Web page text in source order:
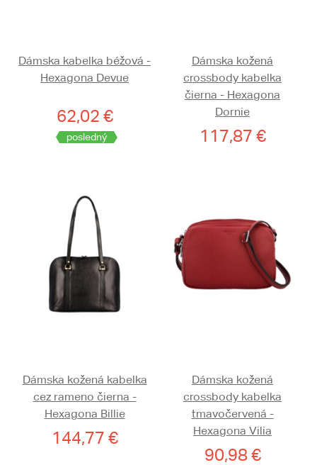
Dámska kabelka béžová -
Hexagona Devue
62,02 €
posledný
Dámska kožená
crossbody kabelka
čierna - Hexagona
Dornie
117,87 €
Dámska kožená kabelka
cez rameno čierna -
Hexagona Billie
144,77 €
Dámska kožená
crossbody kabelka
tmavočervená -
Hexagona Vilia
90,98 €